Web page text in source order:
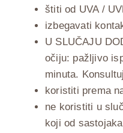
štiti od UVA /
izbegavati
U SLUČAJU
očiju: pažljivo
minuta.
koristiti prema
ne koristiti u
koji od